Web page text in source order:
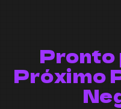
Pronto
Próximo